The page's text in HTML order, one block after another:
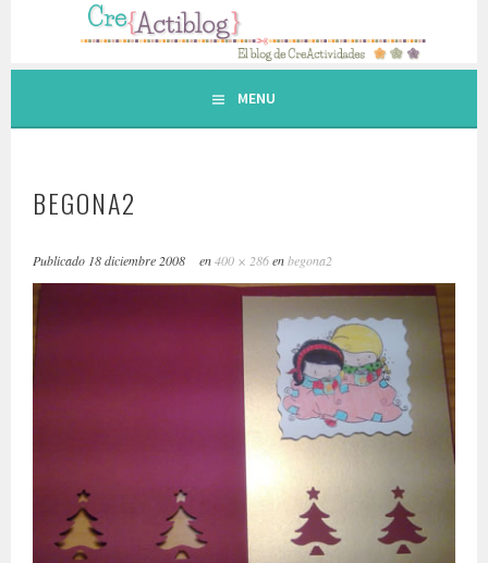
contenido.
MENU
BEGONA2
Publicado 18 diciembre 2008 en400 × 286enbegona2